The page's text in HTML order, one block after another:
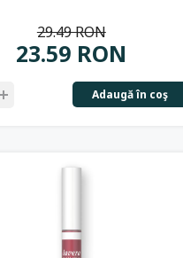
23.59 RON
29.49 RON
Adaugă în coş